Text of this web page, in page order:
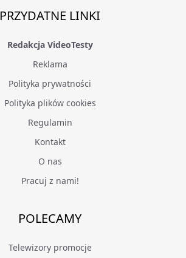
PRZYDATNE LINKI
Redakcja VideoTesty
Reklama
Polityka prywatności
Polityka plików cookies
Regulamin
Kontakt
O nas
Pracuj z nami!
POLECAMY
Telewizory promocje